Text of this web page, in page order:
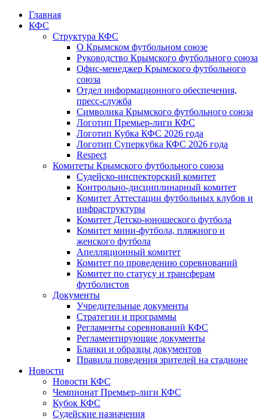
Главная
КФС
Структура КФС
О Крымском футбольном союзе
Руководство Крымского футбольного союза
Офис-менеджер Крымского футбольного
союза
Отдел информационного обеспечения,
пресс-служба
Символика Крымского футбольного союза
Логотип Премьер-лиги КФС
Логотип Кубка КФС 2026 года
Логотип Суперкубка КФС 2026 года
Respect
Комитеты Крымского футбольного союза
Судейско-инспекторский комитет
Контрольно-дисциплинарный комитет
Комитет Аттестации футбольных клубов и
инфраструктуры
Комитет Детско-юношеского футбола
Комитет мини-футбола, пляжного и
женского футбола
Апелляционный комитет
Комитет по проведению соревнований
Комитет по статусу и трансферам
футболистов
Документы
Учредительные документы
Стратегии и программы
Регламенты соревнований КФС
Регламентирующие документы
Бланки и образцы документов
Правила поведения зрителей на стадионе
Новости
Новости КФС
Чемпионат Премьер-лиги КФС
Кубок КФС
Судейские назначения